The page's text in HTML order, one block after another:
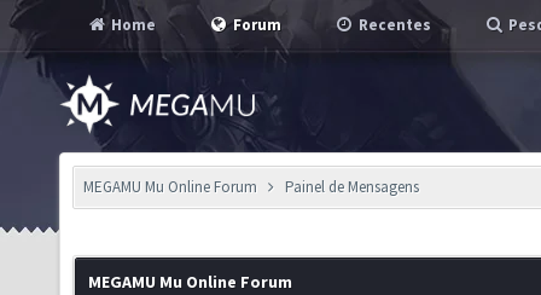
Home Forum Recentes
MEGAMU Mu Online Forum Painel de Mensagens
MEGAMU Mu Online Forum